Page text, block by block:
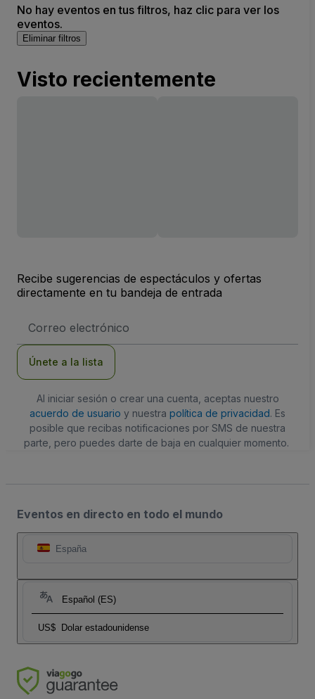
No hay eventos en tus filtros, haz clic para ver los
eventos.
Eliminar filtros
Visto recientemente
Recibe sugerencias de espectáculos y ofertas
directamente en tu bandeja de entrada
de
Únete a la lista
Al iniciar sesión o crear una cuenta, aceptas nuestro
acuerdo de usuario y nuestra política de privacidad. Es
posible que recibas notificaciones por SMS de nuestra
parte, pero puedes darte de baja en cualquier momento.
Eventos en directo en todo el mundo
España
Español (ES)
US$ Dolar estadounidense